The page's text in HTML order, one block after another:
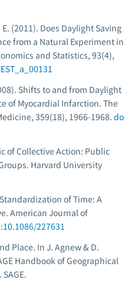
(2011). Does Daylight Saving
from a Natural Experiment in
and Statistics, 93(4),
Shifts to and from Daylight
of Myocardial Infarction. The
, 359(18), 1966-1968. do
of Collective Action: Public
. Harvard University
of Time: A
American Journal of
227631
Place. In J. Agnew & D.
Handbook of Geographical